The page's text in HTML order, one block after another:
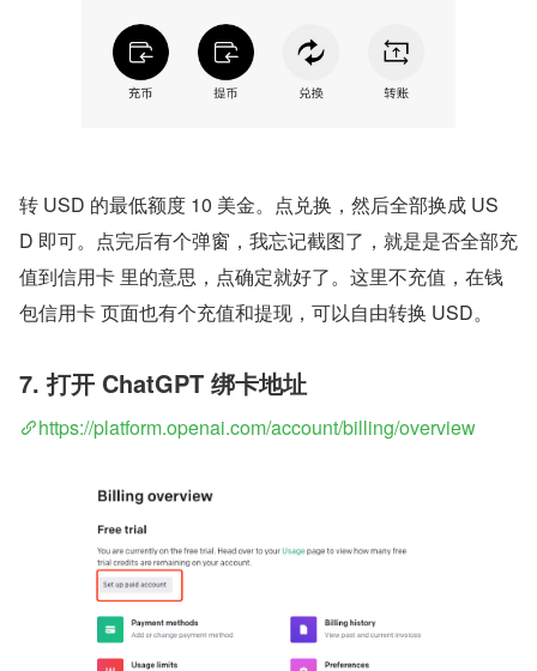
转 USD 的最低额度 10 美金。点兑换，然后全部换成 US
D 即可。点完后有个弹窗，我忘记截图了，就是是否全部充
值到信用卡 里的意思，点确定就好了。这里不充值，在钱
包信用卡 页面也有个充值和提现，可以自由转换 USD。
7. 打开 ChatGPT 绑卡地址
https://platform.openai.com/account/billing/overview